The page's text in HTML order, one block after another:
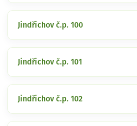
Jindřichov č.p. 100
Jindřichov č.p. 101
Jindřichov č.p. 102